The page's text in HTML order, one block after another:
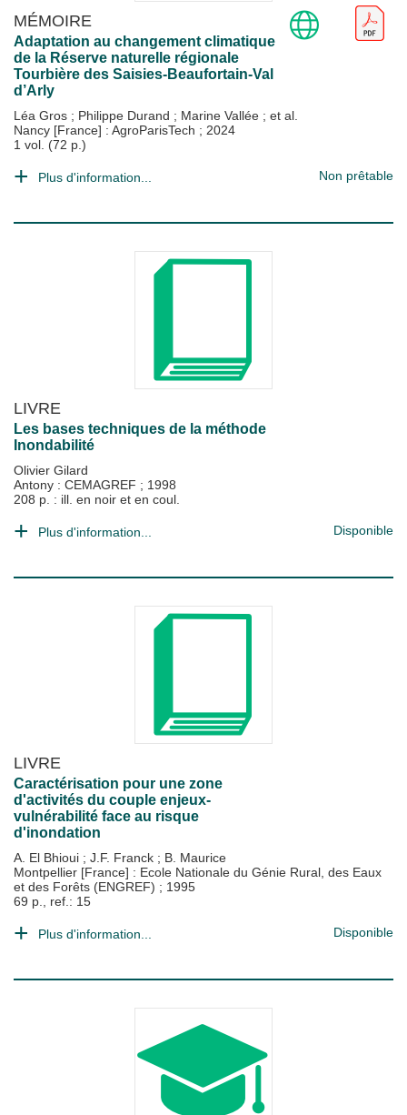
MÉMOIRE
Adaptation au changement climatique
de la Réserve naturelle régionale
Tourbière des Saisies-Beaufortain-Val
d’Arly
Léa Gros ; Philippe Durand ; Marine Vallée ; et al.
Nancy [France] : AgroParisTech ; 2024
1 vol. (72 p.)
Plus d'information... Non prêtable
LIVRE
Les bases techniques de la méthode
Inondabilité
Olivier Gilard
Antony : CEMAGREF ; 1998
208 p. : ill. en noir et en coul.
Plus d'information... Disponible
LIVRE
Caractérisation pour une zone
d'activités du couple enjeux-
vulnérabilité face au risque
d'inondation
A. El Bhioui ; J.F. Franck ; B. Maurice
Montpellier [France] : Ecole Nationale du Génie Rural, des Eaux
et des Forêts (ENGREF) ; 1995
69 p., ref.: 15
Plus d'information... Disponible